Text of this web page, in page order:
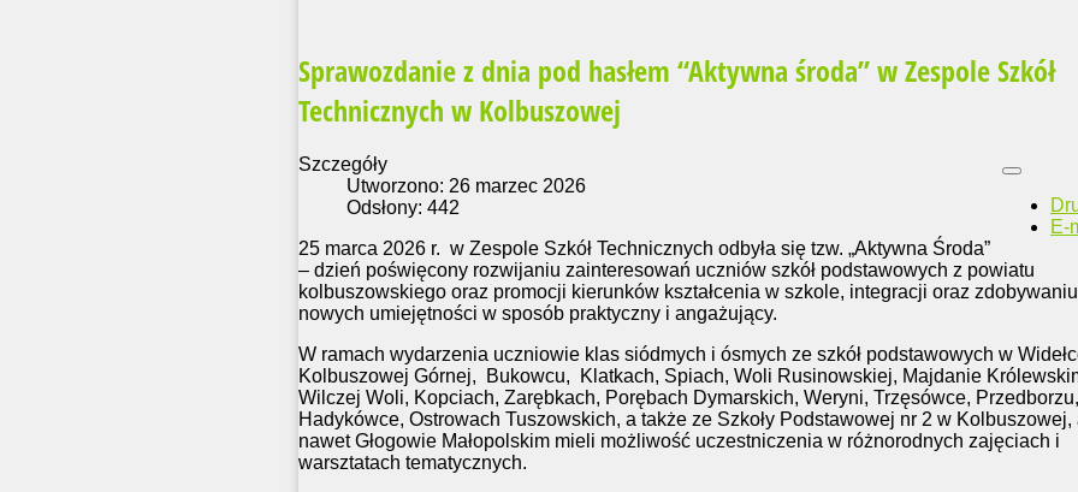
Sprawozdanie z dnia pod hasłem “Aktywna środa” w Zespole Szkół
Technicznych w Kolbuszowej
E-
Szczegóły
Utworzono: 26 marzec 2026
Odsłony: 442
25 marca 2026 r. w Zespole Szkół Technicznych odbyła się tzw. „Aktywna Środa”
– dzień poświęcony rozwijaniu zainteresowań uczniów szkół podstawowych z powiatu
kolbuszowskiego oraz promocji kierunków kształcenia w szkole, integracji oraz zdobywaniu
nowych umiejętności w sposób praktyczny i angażujący.
W ramach wydarzenia uczniowie klas siódmych i ósmych ze szkół podstawowych w
Kolbuszowej Górnej, Bukowcu, Klatkach, Spiach, Woli Rusinowskiej, Majdanie
Wilczej Woli, Kopciach, Zarębkach, Porębach Dymarskich, Weryni, Trzęsówce, Przedborzu,
Hadykówce, Ostrowach Tuszowskich, a także ze Szkoły Podstawowej nr 2 w Kolbuszowej,
nawet Głogowie Małopolskim mieli możliwość uczestniczenia w różnorodnych zajęciach i
warsztatach tematycznych.